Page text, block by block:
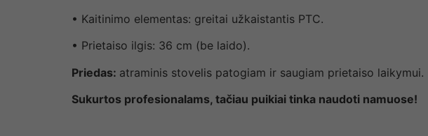
• Kaitinimo elementas: greitai užkaistantis PTC.
• Prietaiso ilgis: 36 cm (be laido).
Priedas: atraminis stovelis patogiam ir saugiam prietaiso laikymui.
Sukurtos profesionalams, tačiau puikiai tinka naudoti namuose!